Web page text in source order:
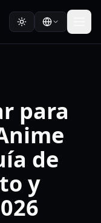
para
de
y